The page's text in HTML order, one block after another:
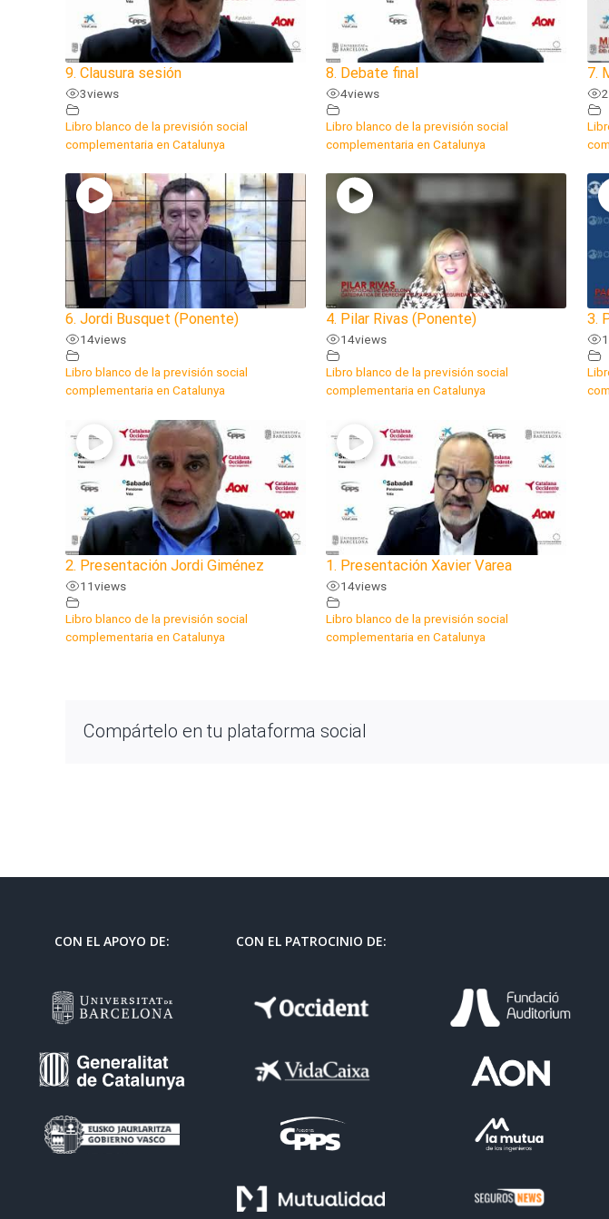
9. Clausura sesión
3views
Libro blanco de la previsión social
complementaria en Catalunya
8. Debate final
4views
Libro blanco de la previsión social
complementaria en Catalunya
7.
6. Jordi Busquet (Ponente)
14views
Libro blanco de la previsión social
complementaria en Catalunya
4. Pilar Rivas (Ponente)
14views
Libro blanco de la previsión social
complementaria en Catalunya
3.
2. Presentación Jordi Giménez
11views
Libro blanco de la previsión social
complementaria en Catalunya
1. Presentación Xavier Varea
14views
Libro blanco de la previsión social
complementaria en Catalunya
Compártelo en tu plataforma social
CON EL APOYO DE: CON EL PATROCINIO DE: